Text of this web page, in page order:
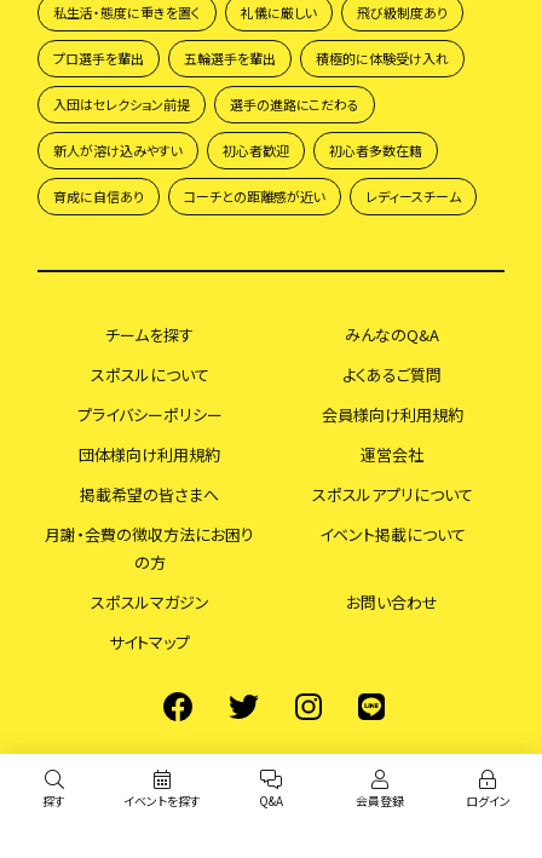
私生活・態度に重きを置く 礼儀に厳しい 飛び級制度あり
プロ選手を輩出 五輪選手を輩出 積極的に体験受け入れ
入団はセレクション前提 選手の進路にこだわる
新人が溶け込みやすい 初心者歓迎 初心者多数在籍
育成に自信あり コーチとの距離感が近い レディースチーム
チームを探す
みんなのQ&A
スポスルについて
よくあるご質問
プライバシーポリシー
会員様向け利用規約
団体様向け利用規約
運営会社
掲載希望の皆さまへ
スポスルアプリについて
月謝・会費の徴収方法にお困り
の方
イベント掲載について
スポスルマガジン
お問い合わせ
サイトマップ
探す イベントを探す Q&A 会員登録 ログイン